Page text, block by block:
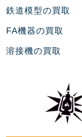
鉄道模型の買取
FA機器の買取
溶接機の買取